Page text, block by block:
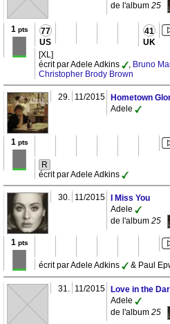
de l'album 25
1pts 77
US
41
UK
[XL]
écrit par Adele Adkins
, Bruno
Christopher Brody Brown
29. 11/2015
Hometown
Adele
1pts
R
écrit par Adele Adkins
30. 11/2015
I Miss You
Adele
de l'album 25
1pts
écrit par Adele Adkins & Paul
31. 11/2015
Love in the
Adele
de l'album 25